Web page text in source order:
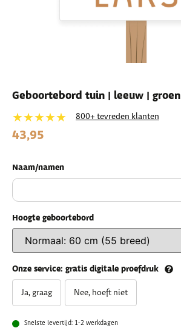
Geboortebord tuin | leeuw | groen
★★★★★ 800+ tevreden klanten
43,95
Naam/namen
Hoogte geboortebord
Onze service: gratis digitale proefdruk
Ja, graag Nee, hoeft niet
Snelste levertijd: 1-2 werkdagen